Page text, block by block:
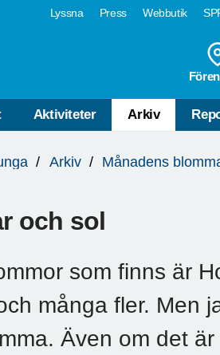
Lyssna Press Webbutik
Aktiviteter Arkiv
Arkiv Månadens
och sol
som finns är
många fler. Men
Även om det